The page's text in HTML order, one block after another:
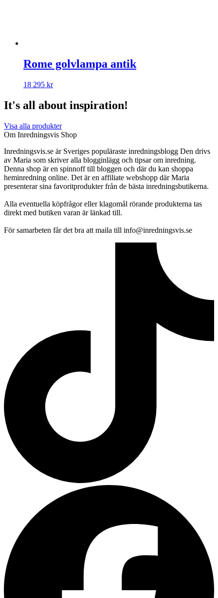
Rome golvlampa antik
18 295 kr
It's all about inspiration!
Visa alla produkter
Om Inredningsvis Shop
Inredningsvis.se är Sveriges populäraste inredningsblogg Den drivs
av Maria som skriver alla blogginlägg och tipsar om inredning.
Denna shop är en spinnoff till bloggen och där du kan shoppa
heminredning online. Det är en affiliate webshopp där Maria
presenterar sina favoritprodukter från de bästa inredningsbutikerna.
Alla eventuella köpfrågor eller klagomål rörande produkterna tas
direkt med butiken varan är länkad till.
För samarbeten får det bra att maila till info@inredningsvis.se